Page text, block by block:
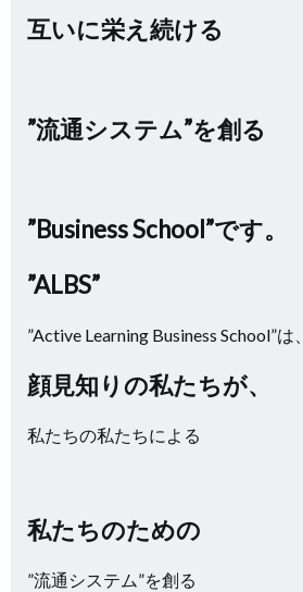
互いに栄え続ける
”流通システム”を創る
”Business School”です。
”ALBS”
”Active Learning Business School”は、
顔見知りの私たちが、
私たちの私たちによる
私たちのための
”流通システム”を創る